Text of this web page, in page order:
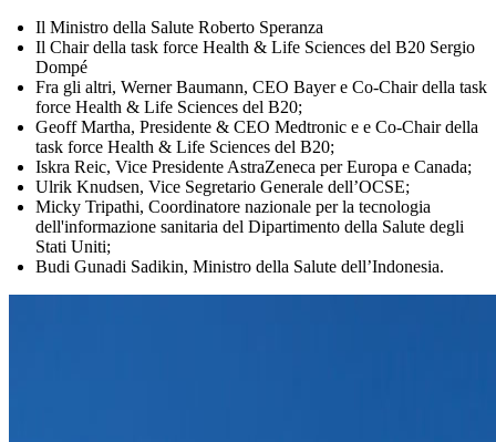
Il Ministro della Salute Roberto Speranza
Il Chair della task force Health & Life Sciences del B20 Sergio
Dompé
Fra gli altri, Werner Baumann, CEO Bayer e Co-Chair della task
force Health & Life Sciences del B20;
Geoff Martha, Presidente & CEO Medtronic e e Co-Chair della
task force Health & Life Sciences del B20;
Iskra Reic, Vice Presidente AstraZeneca per Europa e Canada;
Ulrik Knudsen, Vice Segretario Generale dell’OCSE;
Micky Tripathi, Coordinatore nazionale per la tecnologia
dell'informazione sanitaria del Dipartimento della Salute degli
Stati Uniti;
Budi Gunadi Sadikin, Ministro della Salute dell’Indonesia.